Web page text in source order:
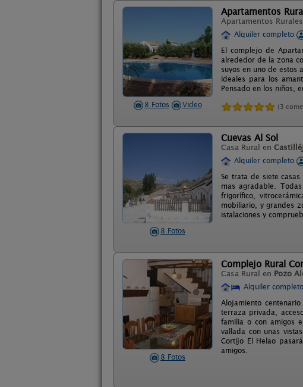
8 Fotos Video
Apartamentos
Apartamentos
Alquiler completo
El complejo de
alrededor de la zona
suyos en uno de estos
ideales para los
Pensado en los niños,
(3
8 Fotos
Cuevas Al Sol
Casa Rural en
Alquiler completo
Se trata de siete
mas agradable.
frigorífico,
mobiliario, y grandes
istalaciones y
8 Fotos
Complejo Rural
Casa Rural en Pozo
Alquiler
Alojamiento
terraza privada,
familia o con amigos
vallada con unas
Cortijo El Helao
amigos.